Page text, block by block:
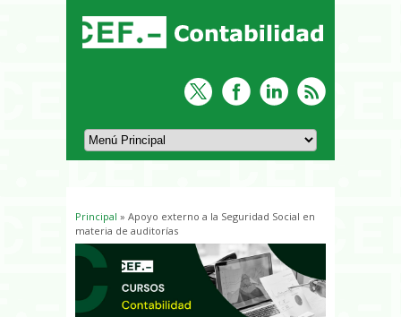
Usted está aquí
Principal » Apoyo externo a la Seguridad Social en
materia de auditorías